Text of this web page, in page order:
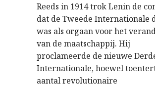
Reeds in 1914 trok Lenin de
dat de Tweede Internationale
was als orgaan voor het
van de maatschappij. Hij
proclameerde de nieuwe
Internationale, hoewel
aantal revolutionaire